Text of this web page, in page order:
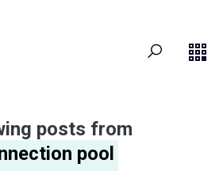
posts from
pool